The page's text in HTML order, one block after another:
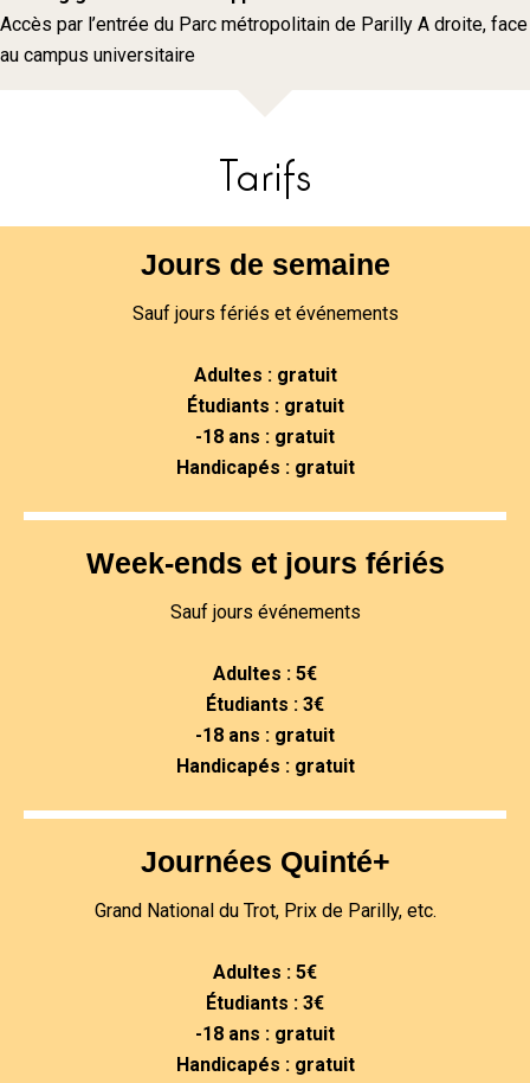
Accès par l’entrée du Parc métropolitain de Parilly A droite, face
au campus universitaire
Tarifs
Jours de semaine
Sauf jours fériés et événements
Adultes : gratuit
Étudiants : gratuit
-18 ans : gratuit
Handicapés : gratuit
Week-ends et jours fériés
Sauf jours événements
Adultes : 5€
Étudiants : 3€
-18 ans : gratuit
Handicapés : gratuit
Journées Quinté+
Grand National du Trot, Prix de Parilly, etc.
Adultes : 5€
Étudiants : 3€
-18 ans : gratuit
Handicapés : gratuit